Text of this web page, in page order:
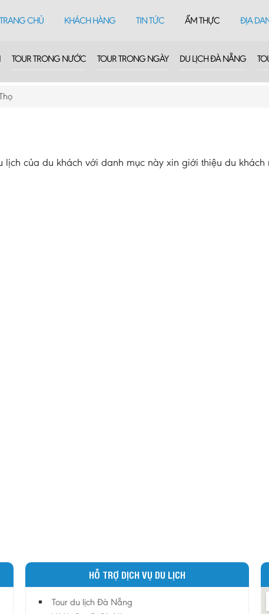
TRANG CHỦ KHÁCH HÀNG TIN TỨC ẨM THỰC ĐỊA
TOUR TRONG NƯỚC TOUR TRONG NGÀY DU LỊCH ĐÀ NẴNG
của du khách với danh mục này xin giới thiệu du khách
HỖ TRỢ DỊCH VỤ DU LỊCH
Tour du lịch Đà Nẵng